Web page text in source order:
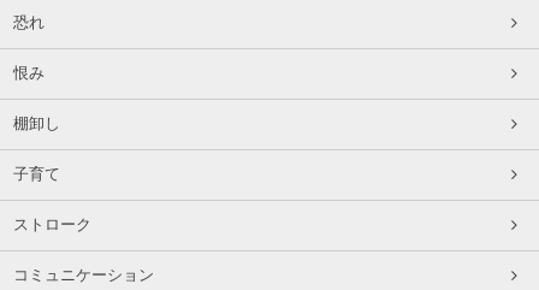
恐れ
恨み
棚卸し
子育て
ストローク
コミュニケーション